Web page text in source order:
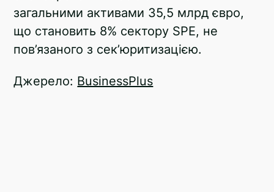
загальними активами 35,5 млрд євро,
що становить 8% сектору SPE, не
пов’язаного з сек’юритизацією.
Джерело: BusinessPlus